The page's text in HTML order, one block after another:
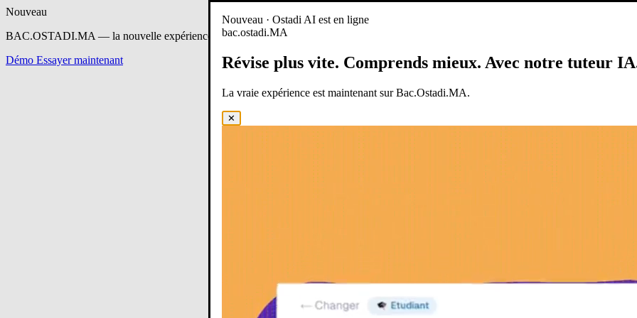
Nouveau
BAC.OSTADI.MA — la nouvelle expérience d’apprentissage est en ligne
Démo Essayer maintenant
Nouveau · Ostadi AI est en ligne
bac.ostadi.MA
Révise plus vite. Comprends mieux. Avec notre tuteur
La vraie expérience est maintenant sur Bac.Ostadi.MA.
✕